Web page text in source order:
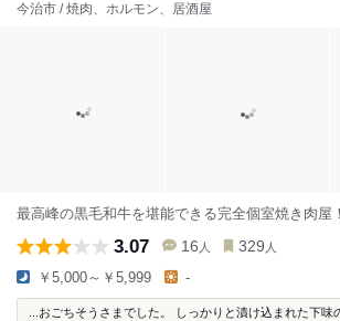
今治市 / 焼肉、ホルモン、居酒屋
最高峰の黒毛和牛を堪能できる完全個室焼き肉屋
3.07 16 人 329 人
￥5,000～￥5,999 -
...おごちそうさまでした。 しっかりと漬け込まれた下味